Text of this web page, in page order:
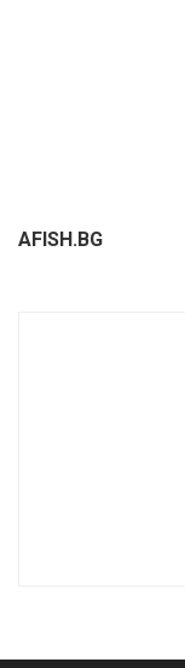
AFISH.BG